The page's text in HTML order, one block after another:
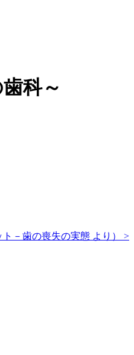
科～
ト－歯の喪失の実態 より） >